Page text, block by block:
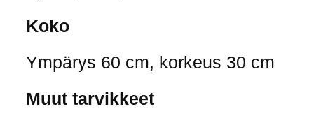
Koko
Ympärys 60 cm, korkeus 30 cm
Muut tarvikkeet